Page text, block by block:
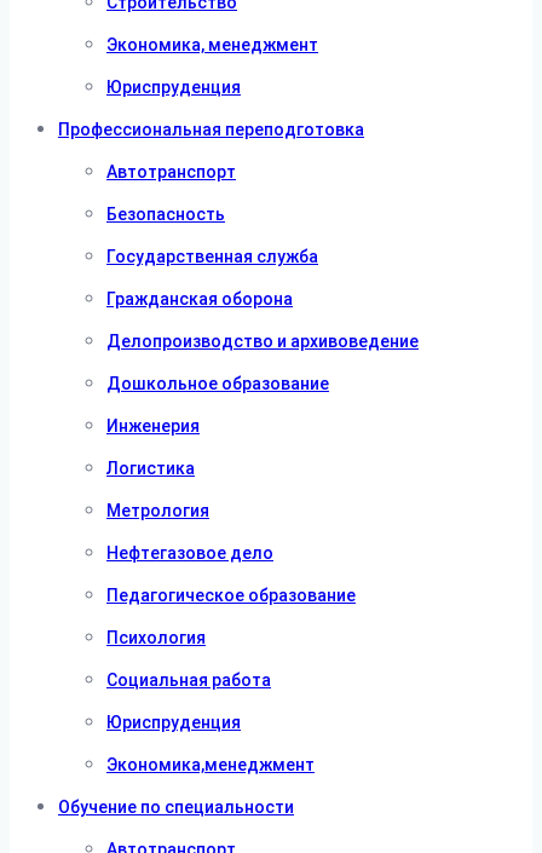
Экономика, менеджмент
Юриспруденция
Профессиональная переподготовка
Автотранспорт
Безопасность
Государственная служба
Гражданская оборона
Делопроизводство и архивоведение
Дошкольное образование
Инженерия
Логистика
Метрология
Нефтегазовое дело
Педагогическое образование
Психология
Социальная работа
Юриспруденция
Экономика,менеджмент
Обучение по специальности